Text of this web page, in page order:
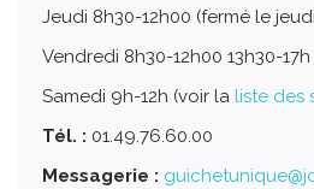
Jeudi 8h30-12h00 (fermé le
Vendredi 8h30-12h00 13h30-17h
Samedi 9h-12h (voir la liste des
Tél. : 01.49.76.60.00
Messagerie :